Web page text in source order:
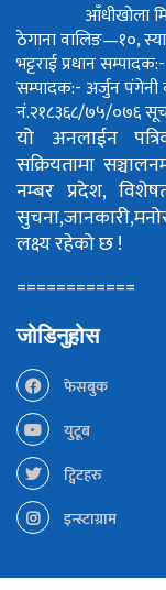
आँधीखोला
ठेगाना वालिङ—१०,
भट्टराईप्रधान
सम्पादक:- अर्जुन पंगेनी
नं.२१८३६८/७५/०७६
यो अनलाईन
सक्रियतामा
नम्बर प्रदेश,
लक्ष्य रहेको छ !
============
जोडिनुहोस
फेसबुक
युटूब
ट्विटहरु
इन्स्टाग्राम